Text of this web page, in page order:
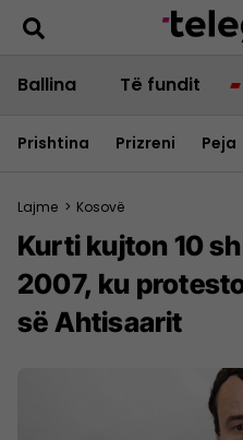
Ballina Të fundit
Prishtina Prizreni Peja
Lajme > Kosovë
Kurti kujton 10
2007, ku
së Ahtisaarit